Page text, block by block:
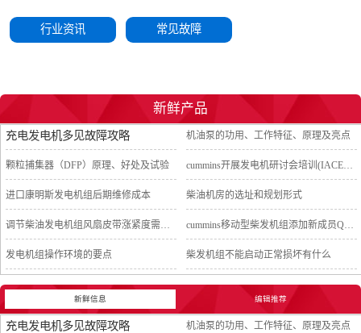
行业资讯 常见故障
新鲜产品
充电发电机多见故障攻略 机油泵的功用、工作特征、原理及亮点
颗粒捕集器（DFP）原理、好处及试验 cummins开展发电机研讨会培训(IACET)认证工作
进口康明斯发电机组后期维修成本 柴油机房的选址和规划形式
调节柴油发电机组风扇皮带涨紧度需要注意哪些 cummins移动型柴发机组添加新成员QSB5-G11系列
发电机组操作环境的要点 柴发机组不能启动正常损坏有什么
新鲜信息 编辑推荐
充电发电机多见故障攻略 机油泵的功用、工作特征、原理及亮点